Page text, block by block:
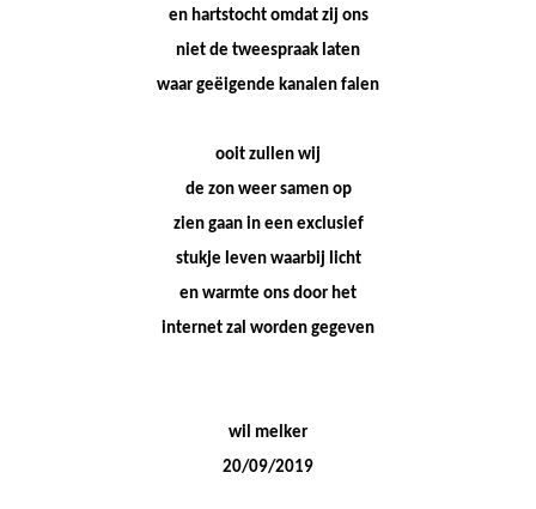
en hartstocht omdat zij ons
niet de tweespraak laten
waar geëigende kanalen falen
ooit zullen wij
de zon weer samen op
zien gaan in een exclusief
stukje leven waarbij licht
en warmte ons door het
internet zal worden gegeven
wil melker
20/09/2019